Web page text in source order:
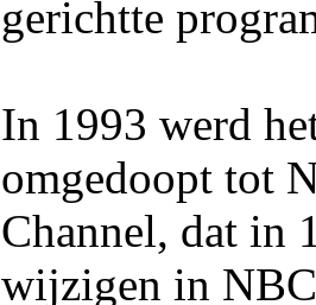
gerichtte
In 1993 werd
omgedoopt tot
Channel, dat in
wijzigen in